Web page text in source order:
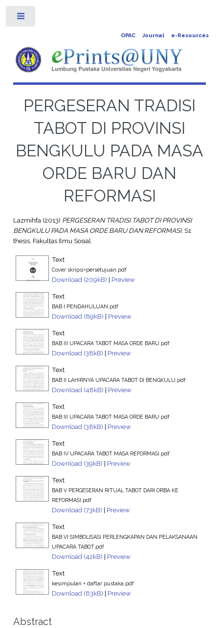
OPAC Journal e-Resources
PERGESERAN TRADISI
TABOT DI PROVINSI
BENGKULU PADA MASA
ORDE BARU DAN
REFORMASI
Lazmihfa(2013) PERGESERAN TRADISI TABOT DI PROVINSI
BENGKULU PADA MASA ORDE BARU DAN REFORMASI. S1
thesis, Fakultas Ilmu Sosial.
Text
Cover skripsi+persetujuan.pdf
Download (209kB) | Preview
Text
BAB I PENDAHULUAN.pdf
Download (89kB) | Preview
Text
BAB III UPACARA TABOT MASA ORDE BARU.pdf
Download (38kB) | Preview
Text
BAB II LAHIRNYA UPACARA TABOT DI BENGKULU.pdf
Download (48kB) | Preview
Text
BAB III UPACARA TABOT MASA ORDE BARU.pdf
Download (38kB) | Preview
Text
BAB IV UPACARA TABOT MASA REFORMASI.pdf
Download (39kB) | Preview
Text
BAB V PERGESERAN RITUAL TABOT DARI ORBA KE
REFORMASI.pdf
Download (73kB) | Preview
Text
BAB VI SIMBOLISASI PERLENGKAPAN DAN PELAKSANAAN
UPACARA TABOT.pdf
Download (42kB) | Preview
Text
kesimpulan + daftar pustaka.pdf
Download (83kB) | Preview
Abstract